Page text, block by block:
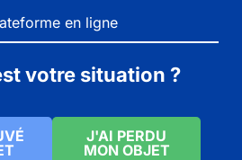
en ligne
votre situation ?
J'AI PERDU
MON OBJET